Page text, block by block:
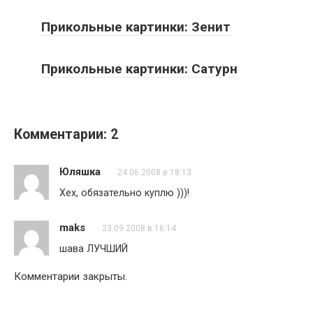
Прикольные картинки: Зенит
Прикольные картинки: Сатурн
Комментарии: 2
Юляшка 24.06.2008 в 18:13
Хех, обязательно куплю )))!
maks 23.09.2008 в 16:14
шава ЛУЧШИЙ
Комментарии закрыты.